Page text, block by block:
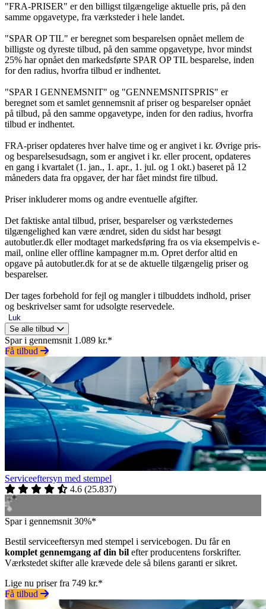
"FRA-PRISER" er den billigst tilgængelige aktuelle pris, på den
samme opgavetype, fra værksteder i hele landet.
"SPAR OP TIL" er beregnet som besparelsen opnået mellem de
billigste og dyreste tilbud, på den samme opgavetype, hvor mindst
25% har opnået den markedsførte SPAR OP TIL besparelse, inden
for den radius, hvorfra tilbud er indhentet.
"SPAR I GENNEMSNIT" og "GENNEMSNITSPRIS" er
beregnet som et samlet gennemsnit af priser og besparelser opnået
på tilbud, på den samme opgavetype, inden for den radius, hvorfra
tilbud er indhentet.
FRA-priser opdateres hver halve time og er angivet i kr. Øvrige pris-
og besparelsesudsagn, som er angivet i kr. eller procent, opdateres
en gang i kvartalet (1. jan., 1. apr., 1. jul. og 1 okt.) baseret på 12
måneders data fra opgaver, der har fået mindst fire tilbud.
Priser inkluderer moms og andre eventuelle afgifter.
Det faktiske antal tilbud, priser, besparelser og værkstedernes
tilgængelighed kan være ændret, siden du sidst har besøgt
autobutler.dk eller modtaget markedsføring fra os via eksempelvis e-
mail, online eller offline kampagner m.m. Opret derfor altid en
opgave på autobutler.dk for at se de aktuelle tilgængelig priser og
besparelser.
Der tages forbehold for fejl og mangler i tilbuddets indhold, priser
og beskrivelser samt for udsolgte reservedele.
Luk
Se alle tilbud
Spar i gennemsnit 1.089 kr.*
Få tilbud
Serviceeftersyn med stempel
4.6 (25.837)
Spar i gennemsnit 30%*
Bestil serviceeftersyn med stempel i servicebogen. Du får en
komplet gennemgang af din bil efter producentens forskrifter.
Værkstedet skifter alle krævede dele så bilens garanti er sikret.
Lige nu priser fra 749 kr.*
Få tilbud